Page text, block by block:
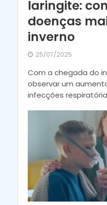
laringite:
doenças
inverno
25/07/2025
Com a chegada do
observar um
infecções